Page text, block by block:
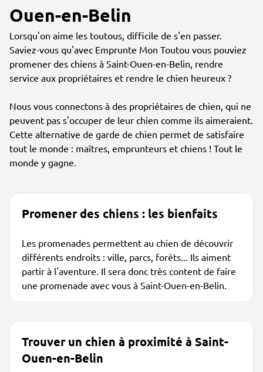
Ouen-en-Belin
Lorsqu'on aime les toutous, difficile de s'en passer.
Saviez-vous qu'avec Emprunte Mon Toutou vous pouviez
promener des chiens à Saint-Ouen-en-Belin, rendre
service aux propriétaires et rendre le chien heureux ?
Nous vous connectons à des propriétaires de chien, qui ne
peuvent pas s'occuper de leur chien comme ils aimeraient.
Cette alternative de garde de chien permet de satisfaire
tout le monde : maîtres, emprunteurs et chiens ! Tout le
monde y gagne.
Promener des chiens : les bienfaits
Les promenades permettent au chien de découvrir
différents endroits : ville, parcs, forêts... Ils aiment
partir à l'aventure. Il sera donc très content de faire
une promenade avec vous à Saint-Ouen-en-Belin.
Trouver un chien à proximité à Saint-
Ouen-en-Belin